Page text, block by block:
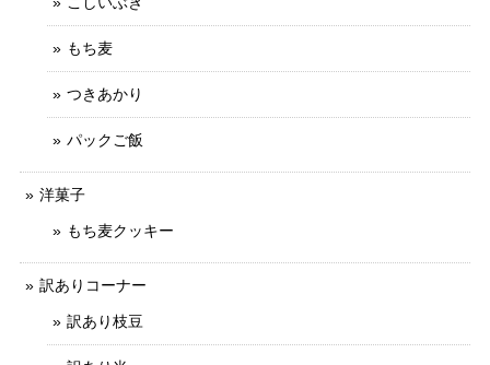
もち麦
つきあかり
パックご飯
洋菓子
もち麦クッキー
訳ありコーナー
訳あり枝豆